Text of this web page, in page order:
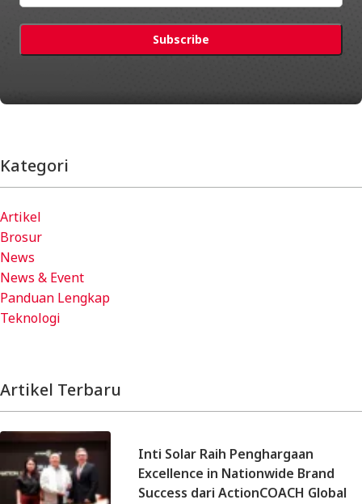
Kategori
Artikel
Brosur
News
News & Event
Panduan Lengkap
Teknologi
Artikel Terbaru
Inti Solar Raih Penghargaan
Excellence in Nationwide Brand
Success dari ActionCOACH Global